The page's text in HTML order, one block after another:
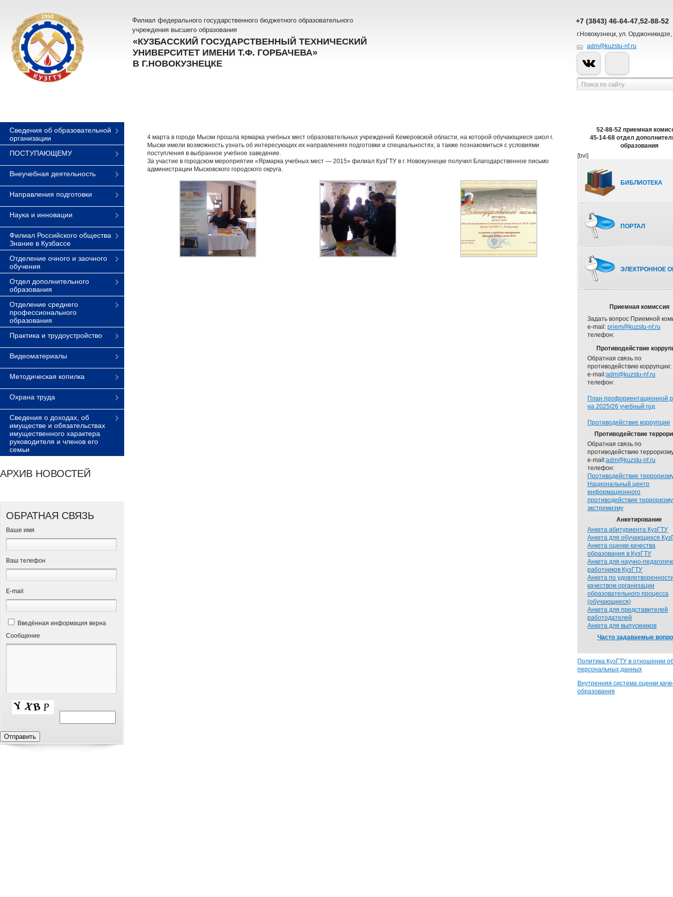
Филиал федерального государственного бюджетного образовательного
учреждения высшего образования
«КУЗБАССКИЙ ГОСУДАРСТВЕННЫЙ ТЕХНИЧЕСКИЙ
УНИВЕРСИТЕТ ИМЕНИ Т.Ф. ГОРБАЧЕВА»
В Г.НОВОКУЗНЕЦКЕ
+7 (3843) 46-64-47,52-88-52
г.Новокузнецк, ул.
adm@kuzstu-nf.ru
Сведения об образовательной
организации
ПОСТУПАЮЩЕМУ
Внеучебная деятельность
Направления подготовки
Наука и инновации
Филиал Российского общества
Знание в Кузбассе
Отделение очного и заочного
обучения
Отдел дополнительного
образования
Отделение среднего
профессионального
образования
Практика и трудоустройство
Видеоматериалы
Методическая копилка
Охрана труда
Сведения о доходах, об
имуществе и обязательствах
имущественного характера
руководителя и членов его
семьи
АРХИВ НОВОСТЕЙ
ОБРАТНАЯ СВЯЗЬ
Ваше имя
Ваш телефон
Е-mail
Введённая информация верна
Сообщение
4 марта в городе Мыски прошла ярмарка учебных мест образовательных учреждений Кемеровской области, на которой обучающиеся школ г.
Мыски имели возможность узнать об интересующих их направлениях подготовки и специальностях, а также познакомиться с условиями
поступления в выбранное учебное заведение.
За участие в городском мероприятии «Ярмарка учебных мест — 2015» филиал КузГТУ в г. Новокузнецке получил Благодарственное письмо
администрации Мысковского городского округа.
52-88-52 приемная
45-14-68 отдел
образования
[bvi]
БИБЛИОТЕКА
ПОРТАЛ
ЭЛЕКТРОННОЕ
Приемная комиссия
Задать вопрос Приемной
e-mail: priem@kuzstu-nf.ru
телефон:
Противодействие
Обратная связь по
противодействию коррупции:
e-mail:adm@kuzstu-nf.ru
телефон:
План профориентационной
на 2025/26 учебный год
Противодействие коррупции
Противодействие
Обратная связь по
противодействию
e-mail:adm@kuzstu-nf.ru
телефон:
Противодействие
Национальный центр
информационного
противодействия
экстремизму
Анкетирование
Анкета абитуриента КузГТУ
Анкета для обучающихся
Анкета оценки качества
образования в КузГТУ
Анкета для научно-
работников КузГТУ
Анкета по
качеством организации
образовательного процесса
(обучающиеся)
Анкета для представителей
работодателей
Анкета для выпускников
Часто задаваемые
Политика КузГТУ в отношении
персональных данных
Внутренняя система оценки
образования